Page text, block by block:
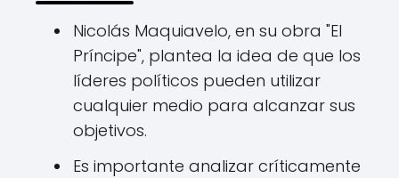
Nicolás Maquiavelo, en su obra "El
Príncipe", plantea la idea de que los
líderes políticos pueden utilizar
cualquier medio para alcanzar sus
objetivos.
Es importante analizar críticamente